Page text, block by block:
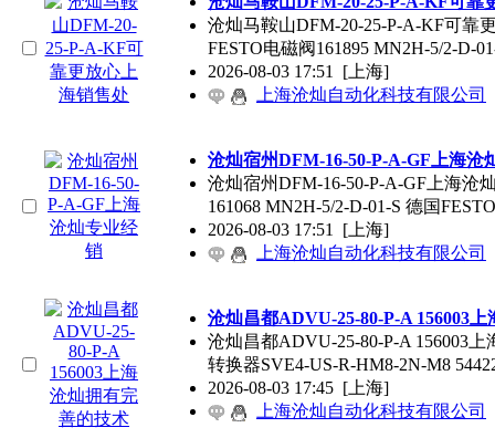
沧灿马鞍山DFM-20-25-P-A-KF可靠
FESTO电磁阀161895 MN2H-5/2-D-
2026-08-03 17:51 [上海]
上海沧灿自动化科技有限公司
沧灿宿州DFM-16-50-P-A-GF 上海沧
沧灿宿州DFM-16-50-P-A-GF 上海沧
161068 MN2H-5/2-D-01-S 德国
2026-08-03 17:51 [上海]
上海沧灿自动化科技有限公司
沧灿昌都ADVU-25-80-P-A 156003 上
沧灿昌都ADVU-25-80-P-A 156003 上
转换器SVE4-US-R-HM8-2N-M8
2026-08-03 17:45 [上海]
上海沧灿自动化科技有限公司